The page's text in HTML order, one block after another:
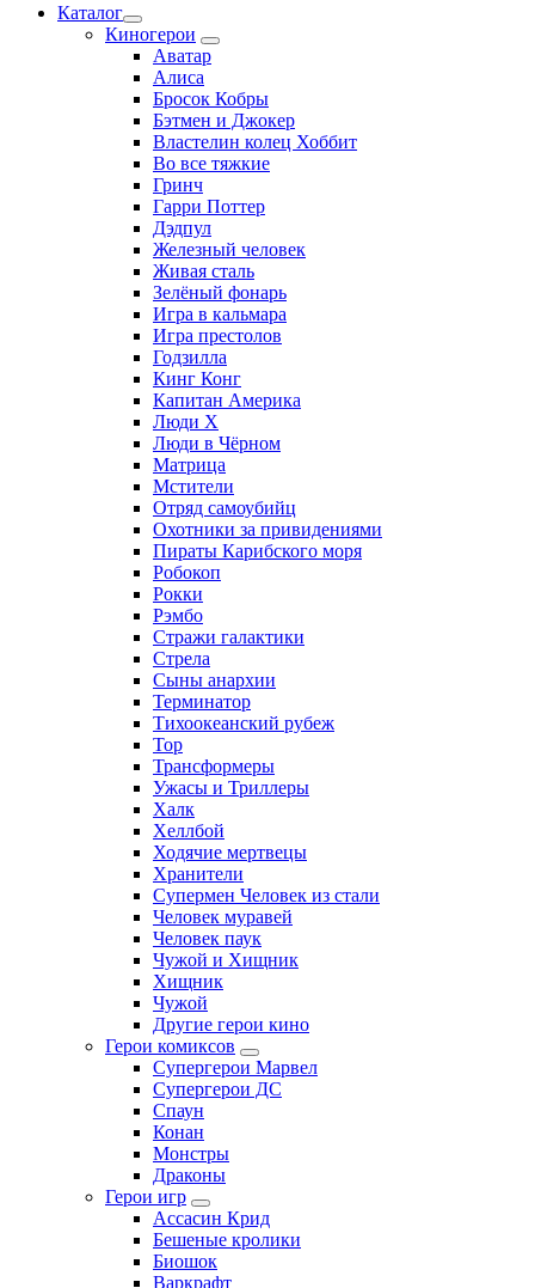
Каталог
Киногерои
Аватар
Алиса
Бросок Кобры
Бэтмен и Джокер
Властелин колец Хоббит
Во все тяжкие
Гринч
Гарри Поттер
Дэдпул
Железный человек
Живая сталь
Зелёный фонарь
Игра в кальмара
Игра престолов
Годзилла
Кинг Конг
Капитан Америка
Люди X
Люди в Чёрном
Матрица
Мстители
Отряд самоубийц
Охотники за привидениями
Пираты Карибского моря
Робокоп
Рокки
Рэмбо
Стражи галактики
Стрела
Сыны анархии
Терминатор
Тихоокеанский рубеж
Тор
Трансформеры
Ужасы и Триллеры
Халк
Хеллбой
Ходячие мертвецы
Хранители
Супермен Человек из стали
Человек муравей
Человек паук
Чужой и Хищник
Хищник
Чужой
Другие герои кино
Герои комиксов
Супергерои Марвел
Супергерои ДС
Спаун
Конан
Монстры
Драконы
Герои игр
Ассасин Крид
Бешеные кролики
Биошок
Варкрафт